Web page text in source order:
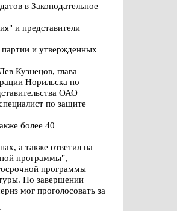
в Законодательное
и представители
и утвержденных
Кузнецов, глава
Норильска по
ОАО
по защите
более 40
а также ответил на
программы",
программы
По завершении
мог проголосовать за